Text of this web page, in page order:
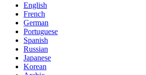
English
French
German
Portuguese
Spanish
Russian
Japanese
Korean